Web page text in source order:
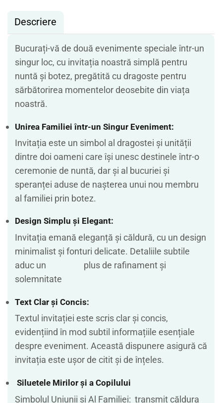
Descriere
Bucurați-vă de două evenimente speciale într-un
singur loc, cu invitația noastră simplă pentru
nuntă și botez, pregătită cu dragoste pentru
sărbătorirea momentelor deosebite din viața
noastră.
Unirea Familiei într-un Singur Eveniment:
Invitația este un simbol al dragostei și unității
dintre doi oameni care își unesc destinele într-o
ceremonie de nuntă, dar și al bucuriei și
speranței aduse de nașterea unui nou membru
al familiei prin botez.
Design Simplu și Elegant:
Invitația emană eleganță și căldură, cu un design
minimalist și fonturi delicate. Detaliile subtile
aduc un plus de rafinament și
solemnitate
Text Clar și Concis:
Textul invitației este scris clar și concis,
evidențiind în mod subtil informațiile esențiale
despre eveniment. Această dispunere asigură că
invitația este ușor de citit și de înțeles.
Siluetele Mirilor și a Copilului
Simbolul Uniunii și Al Familiei: transmit căldura